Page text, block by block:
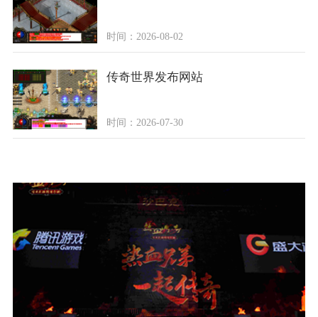
时间：2026-08-02
传奇世界发布网站
时间：2026-07-30